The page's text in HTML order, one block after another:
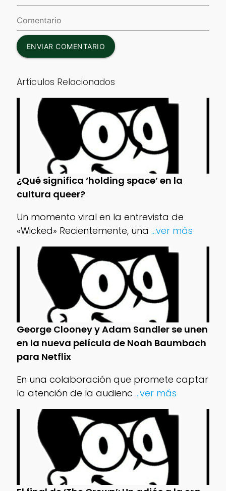
ENVIAR COMENTARIO
Artículos Relacionados
¿Qué significa ‘holding space’ en la
cultura queer?
Un momento viral en la entrevista de
«Wicked» Recientemente, una ...ver más
George Clooney y Adam Sandler se unen
en la nueva película de Noah Baumbach
para Netflix
En una colaboración que promete captar
la atención de la audienc ...ver más